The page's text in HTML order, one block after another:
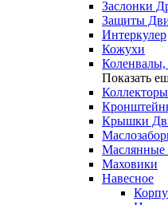
Заслонки
Защиты
Интеркулер
Кожухи
Коленвалы,
Показать
Крышки
Маслянные
Маховики
Навесное